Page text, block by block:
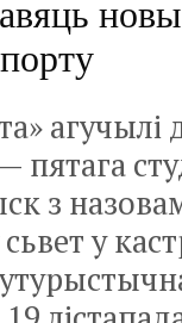
агучылі
пятага
з
у